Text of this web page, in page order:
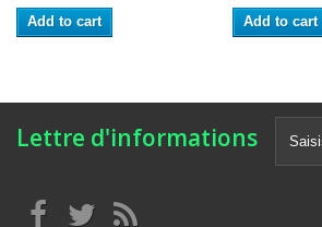
Add to cart Add to cart
Lettre d'informations